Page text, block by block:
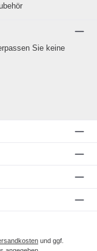
Sie keine
und ggf.